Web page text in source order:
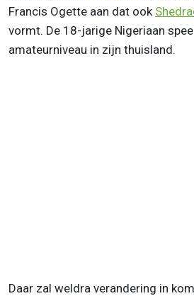
Francis Ogette aan dat ook
vormt. De 18-jarige Nigeriaan
amateurniveau in zijn thuisland.
Daar zal weldra verandering in